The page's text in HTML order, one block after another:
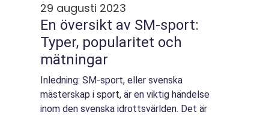
29 augusti 2023
En översikt av SM-sport:
Typer, popularitet och
mätningar
Inledning: SM-sport, eller svenska
mästerskap i sport, är en viktig händelse
inom den svenska idrottsvärlden. Det är